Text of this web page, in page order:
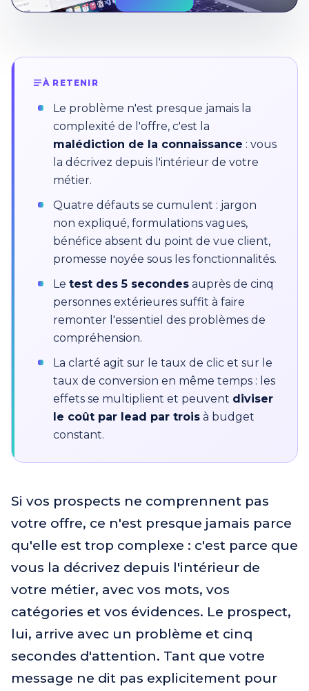
À RETENIR
Le problème n'est presque jamais la
complexité de l'offre, c'est la
malédiction de la connaissance : vous
la décrivez depuis l'intérieur de votre
métier.
Quatre défauts se cumulent : jargon
non expliqué, formulations vagues,
bénéfice absent du point de vue client,
promesse noyée sous les fonctionnalités.
Le test des 5 secondes auprès de cinq
personnes extérieures suffit à faire
remonter l'essentiel des problèmes de
compréhension.
La clarté agit sur le taux de clic et sur le
taux de conversion en même temps : les
effets se multiplient et peuvent diviser
le coût par lead par trois à budget
constant.
Si vos prospects ne comprennent pas
votre offre, ce n'est presque jamais parce
qu'elle est trop complexe : c'est parce que
vous la décrivez depuis l'intérieur de
votre métier, avec vos mots, vos
catégories et vos évidences. Le prospect,
lui, arrive avec un problème et cinq
secondes d'attention. Tant que votre
message ne dit pas explicitement pour